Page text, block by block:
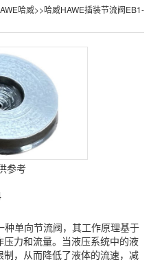
哈威>>哈威HAWE插装节流阀EB1-
参考
单向节流阀，其工作原理基于
力和流量。当液压系统中的液
，从而降低了液体的流速，减